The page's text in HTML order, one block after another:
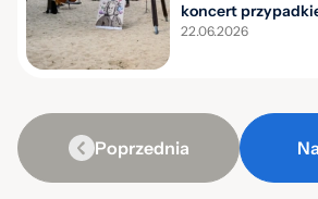
koncert
22.06.2026
Poprzednia